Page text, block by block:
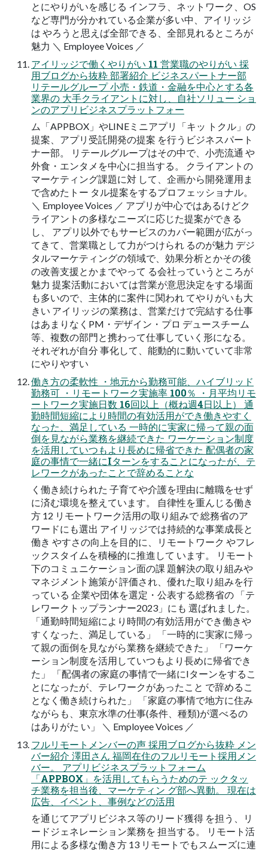
とにやりがいを感じる インフラ、ネットワーク、OS
など専門が分かれている企業が多い中、アイリッジ
は やろうと思えば全部できる、全部見れるところが
魅力 ＼ Employee Voices ／
アイリッジで働くやりがい 11 営業職のやりがい 採
用ブログから抜粋 部署紹介 ビジネスパートナー部
リテールグループ 小売・鉄道・金融を中心とする各
業界の 大手クライアントに対し、自社ソリュー ショ
ンのアプリビジネスプラットフォー
ム「APPBOX」やLINEミニアプリ「キッ トクル」の
提案、アプリ受託開発の提案 を行うビジネスパート
ナー部。 リテールグループはその中で、小売流通 や
外食・エンタメを中心に担当する。 クライアントの
マーケティング課題に対 して、企画から開発運用ま
で含めたトー タル提案をするプロフェッショナル。
＼ Employee Voices ／ アプリが中心ではあるけどク
ライアントの多様なニーズに応じた提案ができる
し、 アプリ以外でもサービスのカバー範囲が広がっ
てきて、営業職として力がつけられ るのが魅力 デジ
タルマーケティングの領域で、効果分析とかその後
の改善支援とかまでやって る会社っていうところが
魅力 提案活動においては営業が意思決定をする場面
も多いので、主体的に案件に関われ てやりがいも大
きい アイリッジの業務は、営業だけで完結する仕事
はあまりなくPM・デザイン・プロ デュースチーム
等、複数の部門と携わって仕事していく形になる。
それぞれが自分 事化して、能動的に動いていて非常
にやりやすい
働き方の柔軟性 ・地元から勤務可能、ハイブリッド
勤務可 ・リモートワーク実施率 100％ ・月平均リモ
ートワーク実施日数 16回以上（概ね週4日以上） 通
勤時間短縮により時間の有効活用ができ働きやすく
なった、満足している 一時的に実家に帰って親の面
倒を見ながら業務を継続できた ワーケーション制度
を活用していつもより長めに帰省できた 配偶者の家
庭の事情で一緒にIターンをすることになったが、テ
レワークがあったことで辞めることな
く働き続けられた 子育てや介護を理由に離職をせず
に済む環境を整えています。 自律性を重んじる働き
方 12 リモートワーク活用の取り組みで 総務省のア
ワードにも選出 アイリッジでは持続的な事業成長と
働き やすさの向上を目的に、リモートワーク やフレ
ックスタイムを積極的に推進して います。 リモート
下のコミュニケーション面の課 題解決の取り組みや
マネジメント施策が 評価され、優れた取り組みを行
っている 企業や団体を選定・公表する総務省の 「テ
レワークトップランナー2023」にも 選ばれました。
「通勤時間短縮により時間の有効活用ができ働きや
すくなった、満足している」 「一時的に実家に帰っ
て親の面倒を見ながら業務を継続できた」 「ワーケ
ーション制度を活用していつもより長めに帰省でき
た」 「配偶者の家庭の事情で一緒にIターンをするこ
とになったが、テレワークがあったこと で辞めるこ
となく働き続けられた」 「家庭の事情で地方に住み
ながらも、東京水準の仕事(条件、種類)が選べるの
はありがた い」 ＼ Employee Voices ／
フルリモートメンバーの声 採用ブログから抜粋 メン
バー紹介 澤田さん 福岡在住のフルリモート採用メン
バー。 アプリビジネスプラットフォーム
「APPBOX」を活用してもらうためのテ ックタッ
チ業務を担当後、マーケティン グ部へ異動。 現在は
広告、イベント、事例などの活用
を通じてアプリビジネス等のリード獲得 を担う、リ
ードジェネレーション業務を 担当する。 リモート活
用による多様な働き方 13 リモートでもスムーズに連